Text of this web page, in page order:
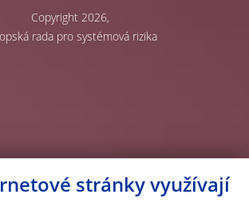
Copyright 2026,
rada pro systémová rizika
stránky využívají